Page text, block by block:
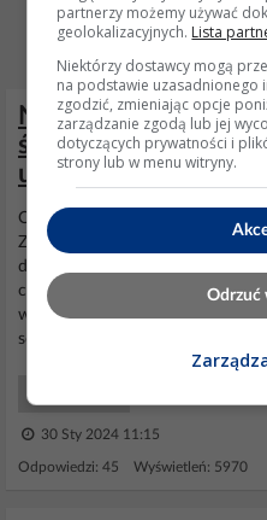
Niska prędkość
światłowodowego
urządzeniach
Ogólnie nie chce tam problemów
Zatem nie bądź zdziwiony, że
drzewo. Tylko i wyłącznie
czegokolwiek, ba tylko i wyłącznie
wymusić określone działania.
sobie zadzwonić na 0700 i w
30 Sty 2024 11:15
Odpowiedzi: 45 Wyświetleń: 5970
partnerzy możemy używać
geolokalizacyjnych. Lista
Niektórzy dostawcy mogą
na podstawie uzasadnionego
zgodzić, zmieniając opcje
zarządzanie zgodą lub jej
dotyczących prywatności i
strony lub w menu witryny.
Odrzuć